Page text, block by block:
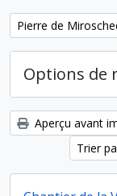
Remove filter:
Options de
Aperçu avant
Trier